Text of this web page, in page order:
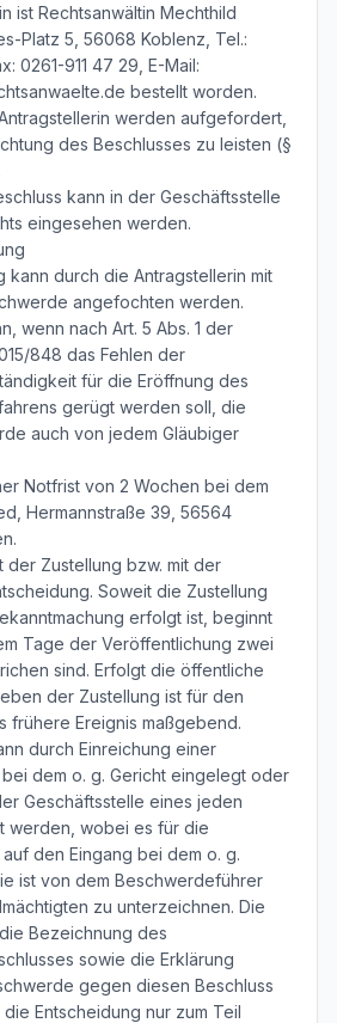
ist Rechtsanwältin Mechthild
Platz 5, 56068 Koblenz, Tel.:
0261-911 47 29, E-Mail:
bestellt worden.
werden aufgefordert,
des Beschlusses zu leisten (§
kann in der Geschäftsstelle
eingesehen werden.
kann durch die Antragstellerin mit
angefochten werden.
wenn nach Art. 5 Abs. 1 der
848 das Fehlen der
für die Eröffnung des
gerügt werden soll, die
auch von jedem Gläubiger
Notfrist von 2 Wochen bei dem
Hermannstraße 39, 56564
der Zustellung bzw. mit der
Soweit die Zustellung
erfolgt ist, beginnt
Tage der Veröffentlichung zwei
sind. Erfolgt die öffentliche
der Zustellung ist für den
frühere Ereignis maßgebend.
durch Einreichung einer
dem o. g. Gericht eingelegt oder
Geschäftsstelle eines jeden
werden, wobei es für die
den Eingang bei dem o. g.
ist von dem Beschwerdeführer
zu unterzeichnen. Die
Bezeichnung des
sowie die Erklärung
gegen diesen Beschluss
Entscheidung nur zum Teil